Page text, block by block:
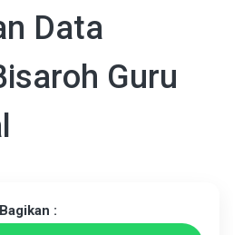
Data
Guru
Bagikan :